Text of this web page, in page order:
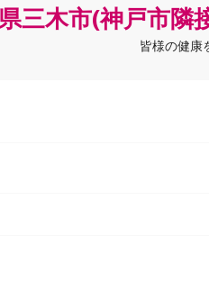
三木市(神戸市隣
皆様の健康